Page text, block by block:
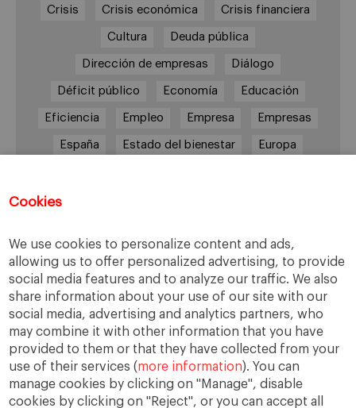
Cookies
We use cookies to personalize content and ads,
allowing us to offer personalized advertising, to provide
social media features and to analyze our traffic. We also
share information about your use of our site with our
social media, advertising and analytics partners, who
may combine it with other information that you have
provided to them or that they have collected from your
use of their services (more information). You can
manage cookies by clicking on "Manage", disable
cookies by clicking on "Reject", or you can accept all
Crisis Crisis económica Crisis financiera
Cultura Deuda pública
Dirección de empresas Diálogo
Déficit público Economía Educación
Eficiencia Empleo Empresa Empresas
España Estado del bienestar Europa
Responsabilidad social RSC
Sindicatos Sistema financiero Sociedad
Sostenibilidad Trabajo Valores Virtudes
Ética Ética de la empresa